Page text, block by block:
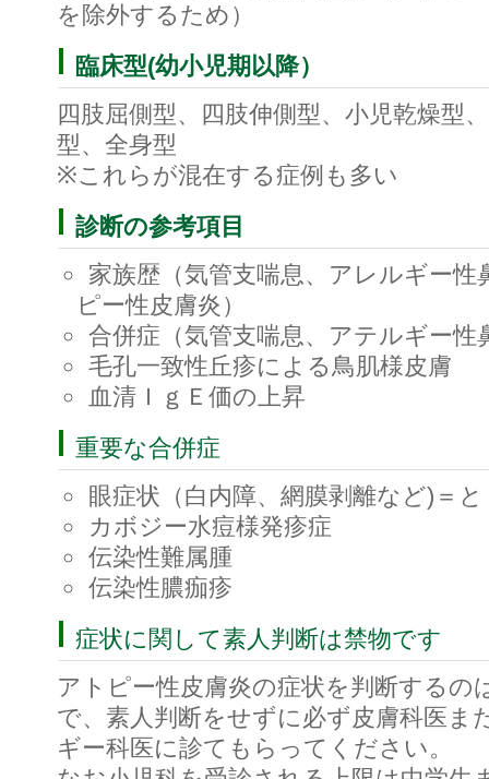
を除外するため）
臨床型(幼小児期以降）
四肢屈側型、四肢伸側型、小児乾燥型
型、全身型
※これらが混在する症例も多い
診断の参考項目
家族歴（気管支喘息、アレルギー性
ピー性皮膚炎）
合併症（気管支喘息、アテルギー性
毛孔一致性丘疹による鳥肌様皮膚
血清ＩｇＥ価の上昇
重要な合併症
眼症状（白内障、網膜剥離など)＝
カボジー水痘様発疹症
伝染性難属腫
伝染性膿痂疹
症状に関して素人判断は禁物です
アトピー性皮膚炎の症状を判断するの
で、素人判断をせずに必ず皮膚科医ま
ギー科医に診てもらってください。